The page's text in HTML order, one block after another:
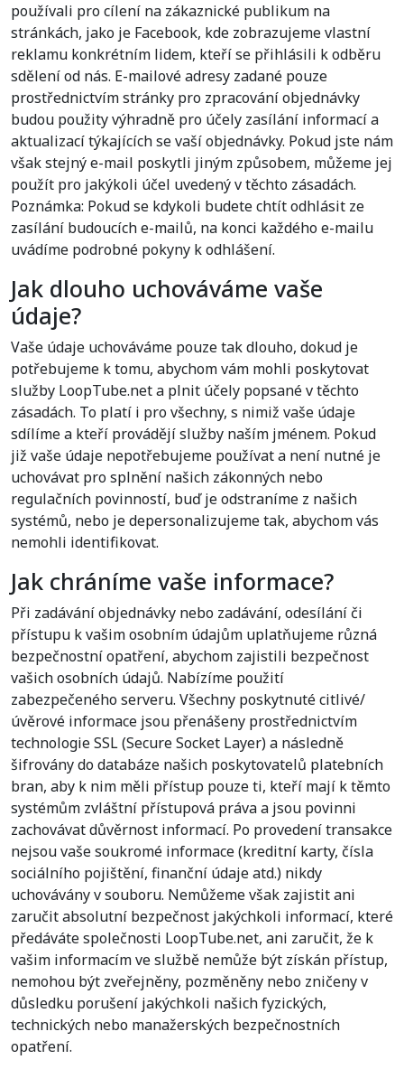
používali pro cílení na zákaznické publikum na
stránkách, jako je Facebook, kde zobrazujeme vlastní
reklamu konkrétním lidem, kteří se přihlásili k odběru
sdělení od nás. E-mailové adresy zadané pouze
prostřednictvím stránky pro zpracování objednávky
budou použity výhradně pro účely zasílání informací a
aktualizací týkajících se vaší objednávky. Pokud jste nám
však stejný e-mail poskytli jiným způsobem, můžeme jej
použít pro jakýkoli účel uvedený v těchto zásadách.
Poznámka: Pokud se kdykoli budete chtít odhlásit ze
zasílání budoucích e-mailů, na konci každého e-mailu
uvádíme podrobné pokyny k odhlášení.
Jak dlouho uchováváme vaše
údaje?
Vaše údaje uchováváme pouze tak dlouho, dokud je
potřebujeme k tomu, abychom vám mohli poskytovat
služby LoopTube.net a plnit účely popsané v těchto
zásadách. To platí i pro všechny, s nimiž vaše údaje
sdílíme a kteří provádějí služby naším jménem. Pokud
již vaše údaje nepotřebujeme používat a není nutné je
uchovávat pro splnění našich zákonných nebo
regulačních povinností, buď je odstraníme z našich
systémů, nebo je depersonalizujeme tak, abychom vás
nemohli identifikovat.
Jak chráníme vaše informace?
Při zadávání objednávky nebo zadávání, odesílání či
přístupu k vašim osobním údajům uplatňujeme různá
bezpečnostní opatření, abychom zajistili bezpečnost
vašich osobních údajů. Nabízíme použití
zabezpečeného serveru. Všechny poskytnuté citlivé/
úvěrové informace jsou přenášeny prostřednictvím
technologie SSL (Secure Socket Layer) a následně
šifrovány do databáze našich poskytovatelů platebních
bran, aby k nim měli přístup pouze ti, kteří mají k těmto
systémům zvláštní přístupová práva a jsou povinni
zachovávat důvěrnost informací. Po provedení transakce
nejsou vaše soukromé informace (kreditní karty, čísla
sociálního pojištění, finanční údaje atd.) nikdy
uchovávány v souboru. Nemůžeme však zajistit ani
zaručit absolutní bezpečnost jakýchkoli informací, které
předáváte společnosti LoopTube.net, ani zaručit, že k
vašim informacím ve službě nemůže být získán přístup,
nemohou být zveřejněny, pozměněny nebo zničeny v
důsledku porušení jakýchkoli našich fyzických,
technických nebo manažerských bezpečnostních
opatření.